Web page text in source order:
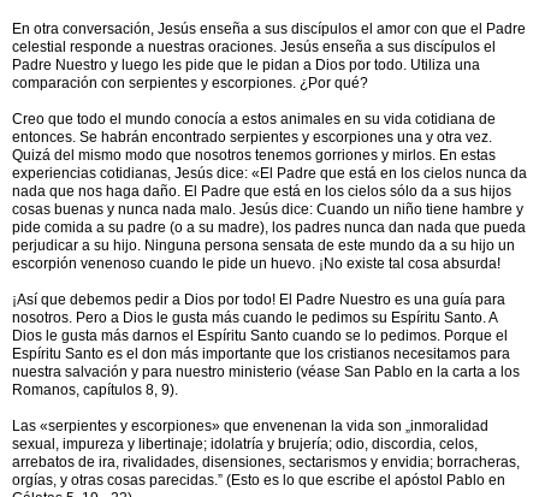
En otra conversación, Jesús enseña a sus discípulos el amor con que el Padre
celestial responde a nuestras oraciones. Jesús enseña a sus discípulos el
Padre Nuestro y luego les pide que le pidan a Dios por todo. Utiliza una
comparación con serpientes y escorpiones. ¿Por qué?
Creo que todo el mundo conocía a estos animales en su vida cotidiana de
entonces. Se habrán encontrado serpientes y escorpiones una y otra vez.
Quizá del mismo modo que nosotros tenemos gorriones y mirlos. En estas
experiencias cotidianas, Jesús dice: «El Padre que está en los cielos nunca da
nada que nos haga daño. El Padre que está en los cielos sólo da a sus hijos
cosas buenas y nunca nada malo. Jesús dice: Cuando un niño tiene hambre y
pide comida a su padre (o a su madre), los padres nunca dan nada que pueda
perjudicar a su hijo. Ninguna persona sensata de este mundo da a su hijo un
escorpión venenoso cuando le pide un huevo. ¡No existe tal cosa absurda!
¡Así que debemos pedir a Dios por todo! El Padre Nuestro es una guía para
nosotros. Pero a Dios le gusta más cuando le pedimos su Espíritu Santo. A
Dios le gusta más darnos el Espíritu Santo cuando se lo pedimos. Porque el
Espíritu Santo es el don más importante que los cristianos necesitamos para
nuestra salvación y para nuestro ministerio (véase San Pablo en la carta a los
Romanos, capítulos 8, 9).
Las «serpientes y escorpiones» que envenenan la vida son „inmoralidad
sexual, impureza y libertinaje; idolatría y brujería; odio, discordia, celos,
arrebatos de ira, rivalidades, disensiones, sectarismos y envidia; borracheras,
orgías, y otras cosas parecidas.” (Esto es lo que escribe el apóstol Pablo en